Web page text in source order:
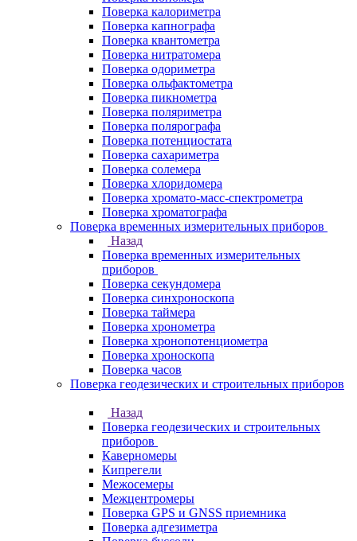
Поверка калориметра
Поверка капнографа
Поверка квантометра
Поверка нитратомера
Поверка одориметра
Поверка ольфактометра
Поверка пикнометра
Поверка поляриметра
Поверка полярографа
Поверка потенциостата
Поверка сахариметра
Поверка солемера
Поверка хлоридомера
Поверка хромато-масс-спектрометра
Поверка хроматографа
Поверка временных измерительных приборов
Назад
Поверка временных измерительных
приборов
Поверка секундомера
Поверка синхроноскопа
Поверка таймера
Поверка хронометра
Поверка хронопотенциометра
Поверка хроноскопа
Поверка часов
Поверка геодезических и строительных приборов
Назад
Поверка геодезических и строительных
приборов
Каверномеры
Кипрегели
Межосемеры
Межцентромеры
Поверка GPS и GNSS приемника
Поверка адгезиметра